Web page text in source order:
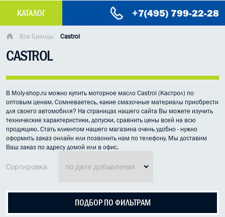
КАТАЛОГ +7(495) 799-22-28
МАСЛО МОТОРНОЕ
ГРУЗОВЫЕ МАСЛА
ГИДРАВЛИЧЕСКИЕ МАСЛА
МАСЛО В КОРОБКУ
КОНСИСТЕНТНАЯ СМАЗКА
БОЧКИ МАСЛА
ИНДУСТРИАЛЬНЫЕ МАСЛА
АНТИФРИЗЫ СПЕЦЖИДКОСТИ
ПРИСАДКИ АВТОХИМИЯ
Все Бренды Castrol
CASTROL
В Moly-shop.ru можно купить моторное масло Castrol (Кастрол) по
оптовым ценам. Сомневаетесь, какие смазочные материалы приобрести
для своего автомобиля? На страницах нашего сайта Вы можете изучить
технические характеристики, допуски, сравнить цены всей на всю
продукцию. Стать клиентом нашего магазина очень удобно - нужно
оформить заказ онлайн или позвонить нам по телефону. Мы доставим
Ваш заказ по адресу домой или в офис.
Сортировка
ПОДБОР ПО ФИЛЬТРАМ